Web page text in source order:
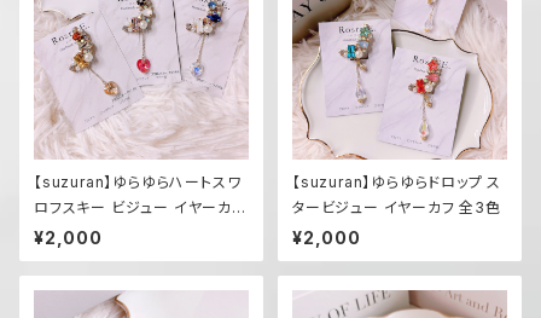
【suzuran】ゆらゆらハートスワ
ロフスキー ビジュー イヤーカフ
全3色
¥2,000
【suzuran】ゆらゆらドロップ ス
タービジュー イヤーカフ 全3色
¥2,000